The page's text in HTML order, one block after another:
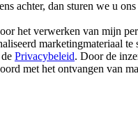
achter, dan sturen we u
het verwerken van mijn
marketingmateriaal te
Privacybeleid. Door de
met het ontvangen van